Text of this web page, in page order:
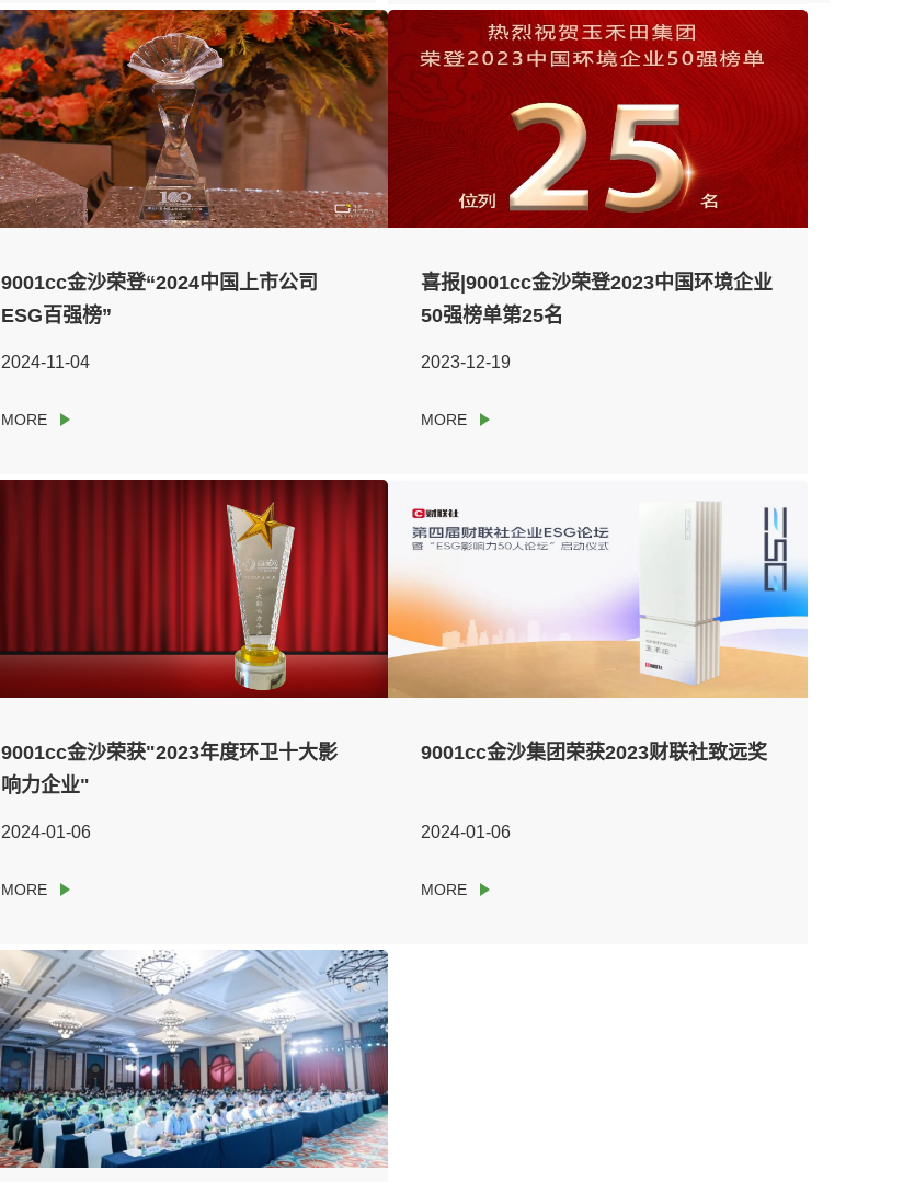
9001cc金沙荣登“2024中国上市公司
ESG百强榜”
2024-11-04
喜报|9001cc金沙荣登2023中国环境企业
50强榜单第25名
2023-12-19
9001cc金沙荣获"2023年度环卫十大影
响力企业"
2024-01-06
9001cc金沙集团荣获2023财联社致远奖
2024-01-06